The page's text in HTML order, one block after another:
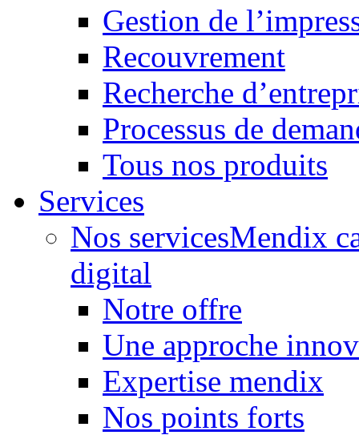
Gestion de
Recouvrement
Recherche
Processus de
Tous nos produits
Services
Nos servicesMendix
digital
Notre offre
Une approche
Expertise mendix
Nos points forts